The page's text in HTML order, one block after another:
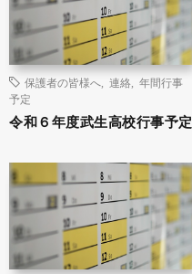
保護者の皆様へ 連絡
年間行事
予定
令和６年度武生高校行事予定